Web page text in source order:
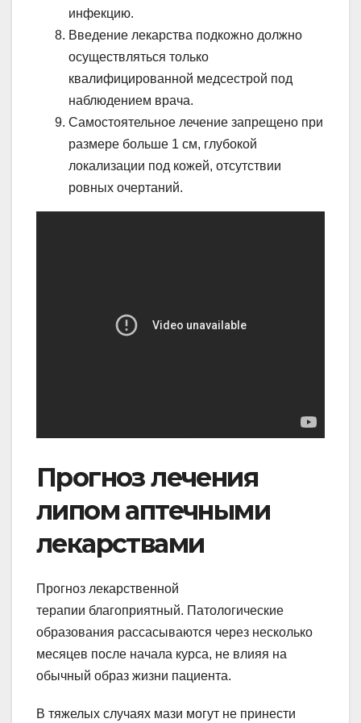
инфекцию.
Введение лекарства подкожно должно
осуществляться только
квалифицированной медсестрой под
наблюдением врача.
Самостоятельное лечение запрещено при
размере больше 1 см, глубокой
локализации под кожей, отсутствии
ровных очертаний.
Прогноз лечения
липом аптечными
лекарствами
Прогноз лекарственной
терапии благоприятный. Патологические
образования рассасываются через несколько
месяцев после начала курса, не влияя на
обычный образ жизни пациента.
В тяжелых случаях мази могут не принести